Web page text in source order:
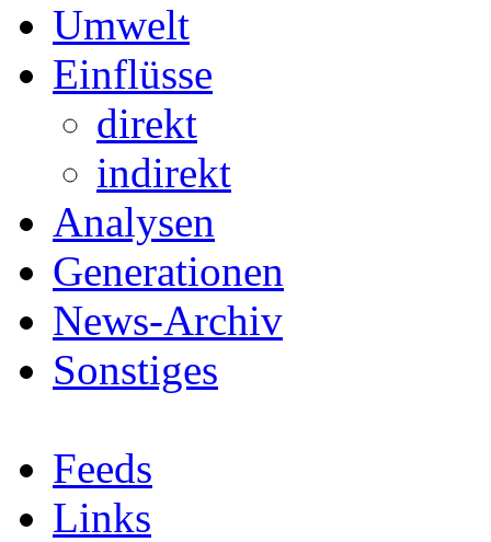
Umwelt
Einflüsse
direkt
indirekt
Analysen
Generationen
News-Archiv
Sonstiges
Feeds
Links